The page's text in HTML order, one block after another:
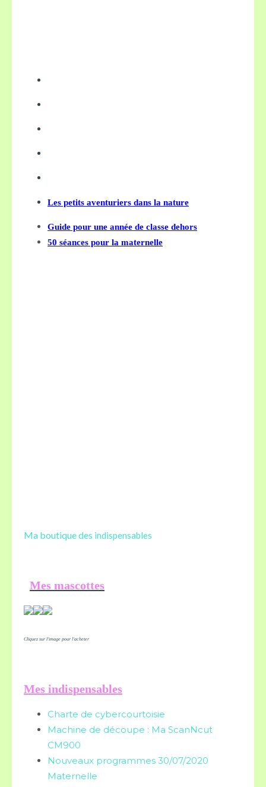
Les petits aventuriers dans la nature
Guide pour une année de classe dehors
50 séances pour la maternelle
Ma boutique des indispensables
Mes mascottes
Cliquez sur l'image pour l'acheter
Mes indispensables
Charte de cybercourtoisie
Machine de découpe : Ma ScanNcut
CM900
Nouveaux programmes 30/07/2020
Maternelle